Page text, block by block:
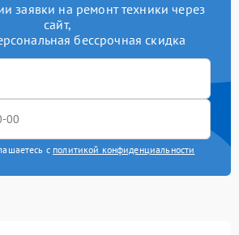
заявки на ремонт техники через
сайт,
бессрочная скидка
с политикой конфиденциальности